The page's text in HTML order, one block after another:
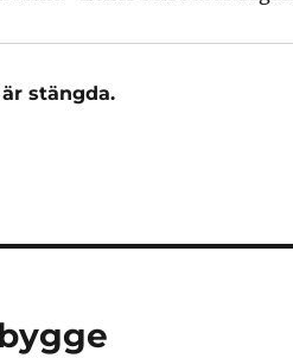
stängda.